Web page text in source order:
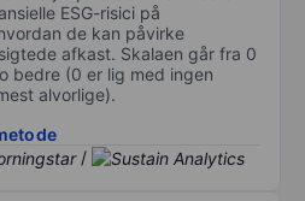
ESG-risici på
de kan påvirke
afkast. Skalaen går fra 0
bedre (0 er lig med ingen
alvorlige).
/